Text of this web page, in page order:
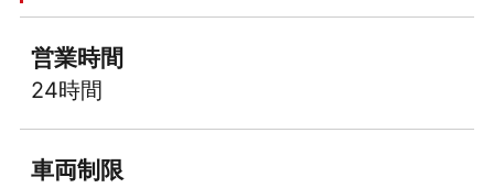
営業時間
24時間
車両制限